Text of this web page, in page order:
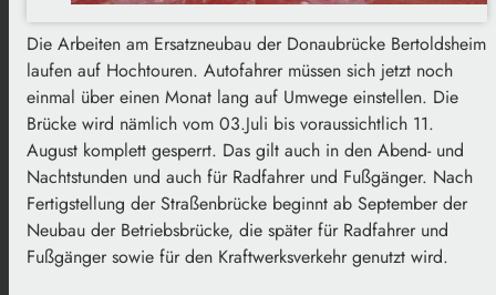
Die Arbeiten am Ersatzneubau der Donaubrücke Bertoldsheim
laufen auf Hochtouren. Autofahrer müssen sich jetzt noch
einmal über einen Monat lang auf Umwege einstellen. Die
Brücke wird nämlich vom 03.Juli bis voraussichtlich 11.
August komplett gesperrt. Das gilt auch in den Abend- und
Nachtstunden und auch für Radfahrer und Fußgänger. Nach
Fertigstellung der Straßenbrücke beginnt ab September der
Neubau der Betriebsbrücke, die später für Radfahrer und
Fußgänger sowie für den Kraftwerksverkehr genutzt wird.